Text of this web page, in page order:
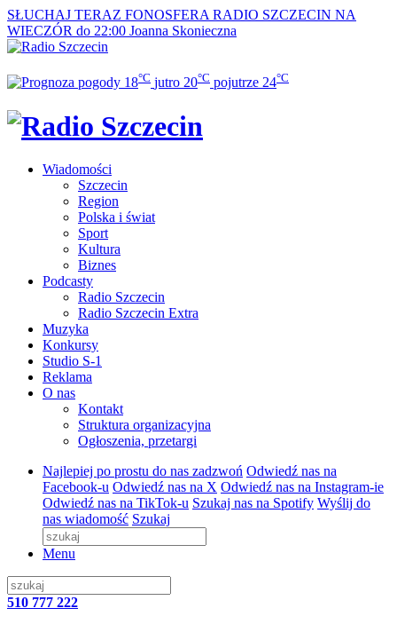
SŁUCHAJ TERAZ FONOSFERA RADIO SZCZECIN NA
WIECZÓR do 22:00 Joanna Skonieczna
18°C jutro 20°C pojutrze 24°C
Wiadomości
Szczecin
Region
Polska i świat
Sport
Kultura
Biznes
Podcasty
Radio Szczecin
Radio Szczecin Extra
Muzyka
Konkursy
Studio S-1
Reklama
O nas
Kontakt
Struktura organizacyjna
Ogłoszenia, przetargi
Najlepiej po prostu do nas zadzwoń Odwiedź nas na
Facebook-u Odwiedź nas na X Odwiedź nas na Instagram-ie
Odwiedź nas na TikTok-u Szukaj nas na Spotify Wyślij do
nas wiadomość Szukaj
Menu
510 777 222